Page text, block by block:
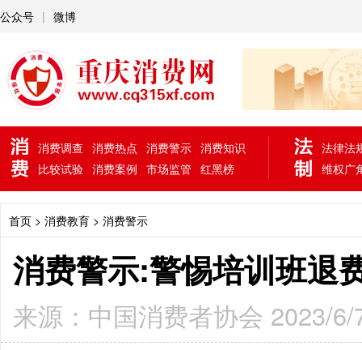
公众号 | 微博
消费调查 消费热点 消费警示 消费知识
比较试验 消费案例 市场监管 红黑榜
法律法
维权广
首页 > 消费教育 > 消费警示
消费警示:警惕培训班退
来源：中国消费者协会 2023/